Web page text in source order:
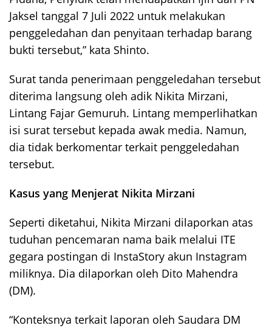
Jaksel tanggal 7 Juli 2022 untuk melakukan
penggeledahan dan penyitaan terhadap barang
bukti tersebut,” kata Shinto.
Surat tanda penerimaan penggeledahan tersebut
diterima langsung oleh adik Nikita Mirzani,
Lintang Fajar Gemuruh. Lintang memperlihatkan
isi surat tersebut kepada awak media. Namun,
dia tidak berkomentar terkait penggeledahan
tersebut.
Kasus yang Menjerat Nikita Mirzani
Seperti diketahui, Nikita Mirzani dilaporkan atas
tuduhan pencemaran nama baik melalui ITE
gegara postingan di InstaStory akun Instagram
miliknya. Dia dilaporkan oleh Dito Mahendra
(DM).
“Konteksnya terkait laporan oleh Saudara DM